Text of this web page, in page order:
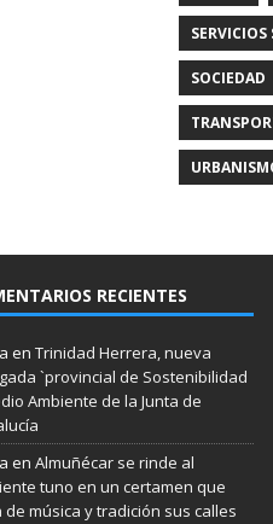
SERVICIOS
SOCIEDAD
RECIENTES
en Trinidad Herrera, nueva
`provincial de Sostenibilidad
Ambiente de la Junta de
en Almuñécar se rinde al
tuno en un certamen que
de música y tradición sus calles